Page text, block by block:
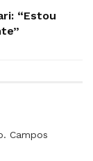
“Estou
Campos